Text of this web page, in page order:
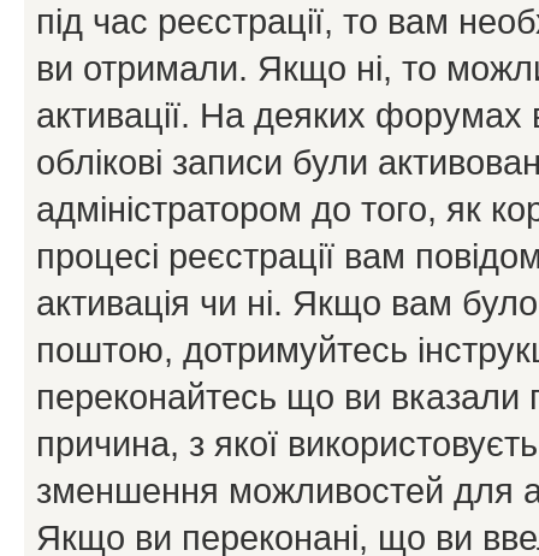
під час реєстрації, то вам
ви отримали. Якщо ні, то
активації. На деяких форумах
облікові записи були
адміністратором до того, як
процесі реєстрації вам
активація чи ні. Якщо вам
поштою, дотримуйтесь
переконайтесь що ви
причина, з якої
зменшення можливостей для
Якщо ви переконані, що ви